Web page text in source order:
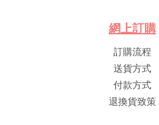
網上訂購
訂購流程
送貨方式
付款方式
退換貨致策